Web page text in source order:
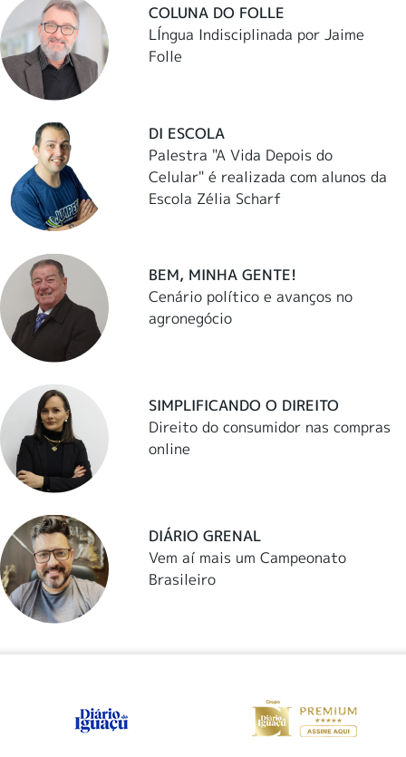
COLUNA DO FOLLE
LÍngua Indisciplinada por Jaime
Folle
DI ESCOLA
Palestra "A Vida Depois do
Celular" é realizada com alunos da
Escola Zélia Scharf
BEM, MINHA GENTE!
Cenário político e avanços no
agronegócio
SIMPLIFICANDO O DIREITO
Direito do consumidor nas compras
online
DIÁRIO GRENAL
Vem aí mais um Campeonato
Brasileiro